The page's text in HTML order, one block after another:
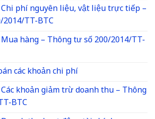
phí nguyên liệu, vật liệu trực tiếp –
TT-BTC
hàng – Thông tư số 200/2014/TT-
các khoản chi phí
khoản giảm trừ doanh thu – Thông
BTC